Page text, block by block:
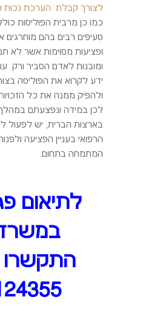
לצורך קבלת הערכת נכות
כמו כן מרבית הפוליסות
סעיפים רבים בהם מוחרגים
ופציעות מסוימות אשר לא
ומובנות לאדם הסביר ורק
ידע לקרוא את הפוליסה
ולהפיק ממנה את כל
לכן במידה ונפצעתם
בארצות הברית, יש לפעול
הרפואי בעניין הפציעה
המתמחה בתחום.
לתיאום